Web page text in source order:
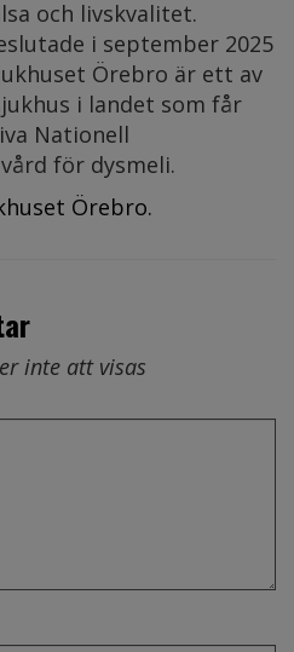
och livskvalitet.
i september 2025
Örebro är ett av
i landet som får
Nationell
för dysmeli.
Örebro.
inte att visas